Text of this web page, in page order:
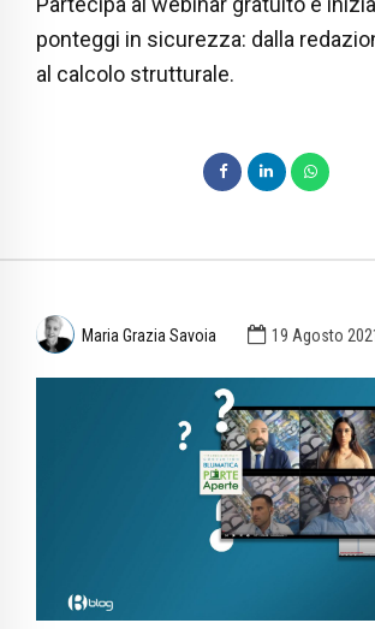
ponteggi in sicurezza: dalla
al calcolo strutturale.
Maria Grazia Savoia 19 Agosto